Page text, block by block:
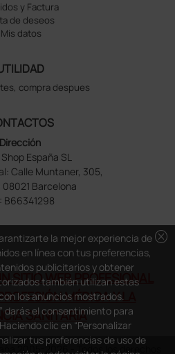
y Factura
de deseos
Mis datos
compra despues
Dirección
España SL
Calle Muntaner, 305,
08021 Barcelona
B66341298
SITIO WEB PROFESIONAL
MÉDICA Y LA
SANITARIA
2005-2026 - Todos los derechos
cancel
la mejor experiencia de
en línea con tus preferencias,
publicitarios y obtener
también utilizan estas
los anuncios mostrados.
darás el consentimiento para
clic en “Personalizar
tus preferencias de uso de